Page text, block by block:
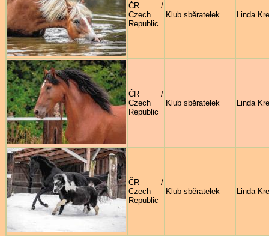
ČR /
Czech
Republic
Klub sběratelek Linda
ČR /
Czech
Republic
Klub sběratelek Linda
ČR /
Czech
Republic
Klub sběratelek Linda